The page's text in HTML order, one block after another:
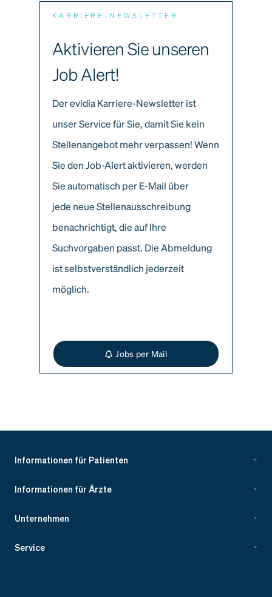
KARRIERE-NEWSLETTER
Aktivieren Sie unseren
Job Alert!
Der evidia Karriere-Newsletter ist
unser Service für Sie, damit Sie kein
Stellenangebot mehr verpassen! Wenn
Sie den Job-Alert aktivieren, werden
Sie automatisch per E-Mail über
jede neue Stellenausschreibung
benachrichtigt, die auf Ihre
Suchvorgaben passt. Die Abmeldung
ist selbstverständlich jederzeit
möglich.
Jobs per Mail
Informationen für Patienten
Informationen für Ärzte
Unternehmen
Service